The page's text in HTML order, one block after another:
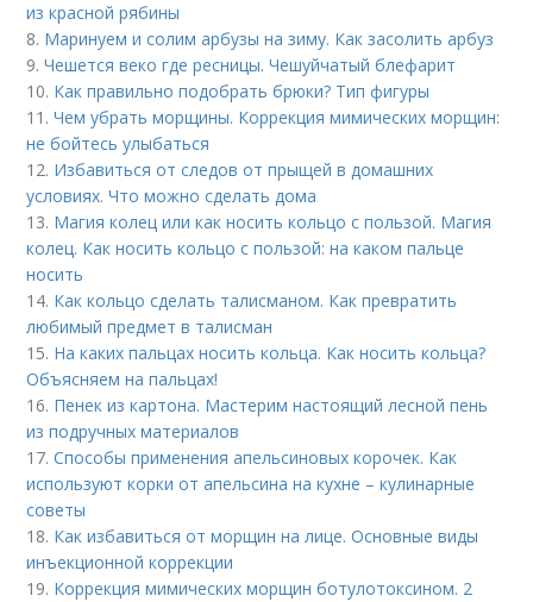
из красной рябины
8. Маринуем и солим арбузы на зиму. Как засолить арбуз
9.Чешется веко где ресницы. Чешуйчатый блефарит
10. Как правильно подобрать брюки? Тип фигуры
11.Чем убрать морщины. Коррекция мимических морщин:
не бойтесь улыбаться
12. Избавиться от следов от прыщей в домашних
условиях. Что можно сделать дома
13. Магия колец или как носить кольцо с пользой. Магия
колец. Как носить кольцо с пользой: на каком пальце
носить
14. Как кольцо сделать талисманом. Как превратить
любимый предмет в талисман
15. На каких пальцах носить кольца. Как носить кольца?
Объясняем на пальцах!
16. Пенек из картона. Мастерим настоящий лесной пень
из подручных материалов
17.Способы применения апельсиновых корочек. Как
используют корки от апельсина на кухне – кулинарные
советы
18. Как избавиться от морщин на лице. Основные виды
инъекционной коррекции
19. Коррекция мимических морщин ботулотоксином. 2